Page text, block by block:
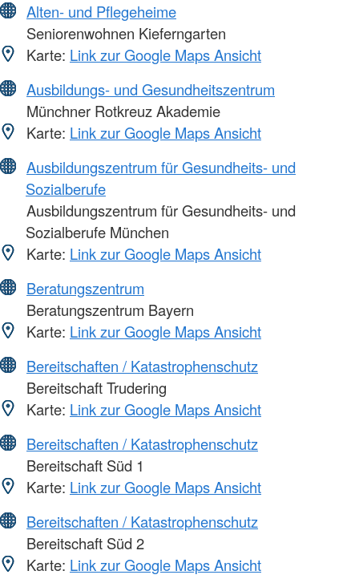
Alten- und Pflegeheime
Seniorenwohnen Kieferngarten
Karte: Link zur Google Maps Ansicht
Ausbildungs- und Gesundheitszentrum
Münchner Rotkreuz Akademie
Karte: Link zur Google Maps Ansicht
Ausbildungszentrum für Gesundheits- und
Sozialberufe
Ausbildungszentrum für Gesundheits- und
Sozialberufe München
Karte: Link zur Google Maps Ansicht
Beratungszentrum
Beratungszentrum Bayern
Karte: Link zur Google Maps Ansicht
Bereitschaften / Katastrophenschutz
Bereitschaft Trudering
Karte: Link zur Google Maps Ansicht
Bereitschaften / Katastrophenschutz
Bereitschaft Süd 1
Karte: Link zur Google Maps Ansicht
Bereitschaften / Katastrophenschutz
Bereitschaft Süd 2
Karte: Link zur Google Maps Ansicht